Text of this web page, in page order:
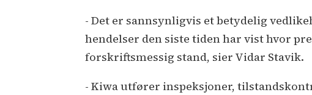
- Det er sannsynligvis et betydelig
hendelser den siste tiden har vist hvor
forskriftsmessig stand, sier Vidar Stavik.
- Kiwa utfører inspeksjoner,